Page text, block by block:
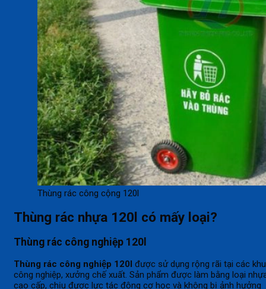
Thùng rác công cộng 120l
Thùng rác nhựa 120l có mấy loại?
Thùng rác công nghiệp 120l
Thùng rác công nghiệp 120l được sử dụng rộng rãi tại các khu
công nghiệp, xưởng chế xuất. Sản phẩm được làm bằng loại
cao cấp, chịu được lực tác động cơ học và không bị ảnh hưởng